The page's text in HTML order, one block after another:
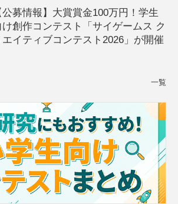
公募情報】大賞賞金100万円！学生
け創作コンテスト「サイゲームス ク
エイティブコンテスト2026」が開催
一覧